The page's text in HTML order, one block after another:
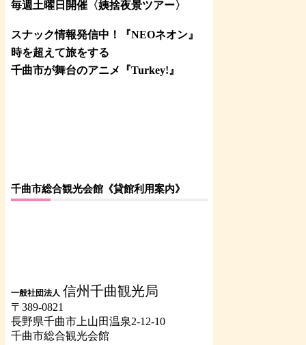
毎週土曜日開催〈姨捨夜景ツアー〉
スナック情報発信中！『NEOネオン』
時を超えて旅をする
千曲市が舞台のアニメ『Turkey!』
千曲市総合観光会館《貸館利用案内》
一般社団法人 信州千曲観光局
〒389-0821
長野県千曲市上山田温泉2-12-10
千曲市総合観光会館